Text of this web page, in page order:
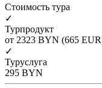
Cтоимость тура
✓
Турпродукт
от 2323 BYN (665
✓
Туруслуга
295 BYN